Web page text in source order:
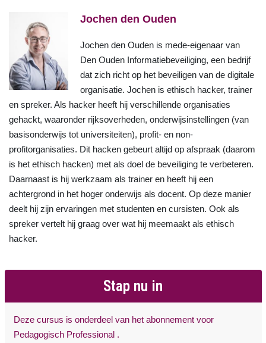
Jochen den Ouden
Jochen den Ouden is mede-eigenaar van
Den Ouden Informatiebeveiliging, een bedrijf
dat zich richt op het beveiligen van de digitale
organisatie. Jochen is ethisch hacker, trainer
en spreker. Als hacker heeft hij verschillende organisaties
gehackt, waaronder rijksoverheden, onderwijsinstellingen (van
basisonderwijs tot universiteiten), profit- en non-
profitorganisaties. Dit hacken gebeurt altijd op afspraak (daarom
is het ethisch hacken) met als doel de beveiliging te verbeteren.
Daarnaast is hij werkzaam als trainer en heeft hij een
achtergrond in het hoger onderwijs als docent. Op deze manier
deelt hij zijn ervaringen met studenten en cursisten. Ook als
spreker vertelt hij graag over wat hij meemaakt als ethisch
hacker.
Stap nu in
Deze cursus is onderdeel van het abonnement voor
Pedagogisch Professional .